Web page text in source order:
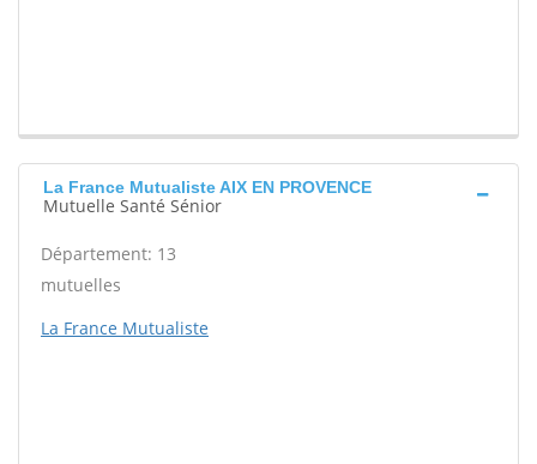
La France Mutualiste AIX EN PROVENCE
Mutuelle Santé Sénior
Département: 13
mutuelles
La France Mutualiste